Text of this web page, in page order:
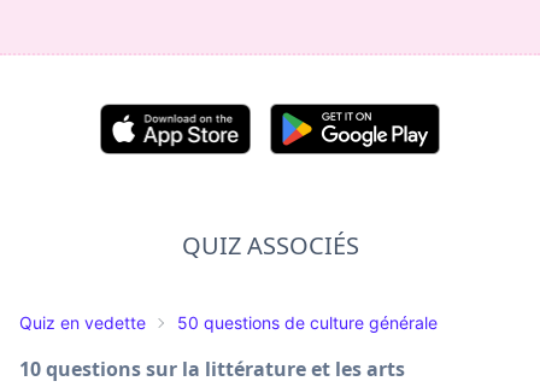
QUIZ ASSOCIÉS
Quiz en vedette 50 questions de culture générale
10 questions sur la littérature et les arts